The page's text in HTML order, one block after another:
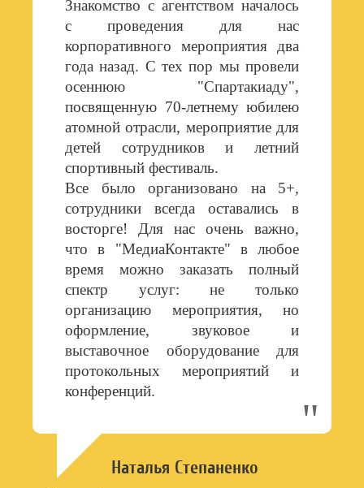
Знакомство с агентством началось
с проведения для нас
корпоративного мероприятия два
года назад. С тех пор мы провели
осеннюю "Спартакиаду",
посвященную 70-летнему юбилею
атомной отрасли, мероприятие для
детей сотрудников и летний
спортивный фестиваль.
Все было организовано на 5+,
сотрудники всегда оставались в
восторге! Для нас очень важно,
что в "МедиаКонтакте" в любое
время можно заказать полный
спектр услуг: не только
организацию мероприятия, но
оформление, звуковое и
выставочное оборудование для
протокольных мероприятий и
конференций.
Наталья Степаненко